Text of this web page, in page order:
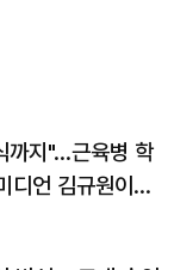
까지"…근육병 학
디언 김규원이었